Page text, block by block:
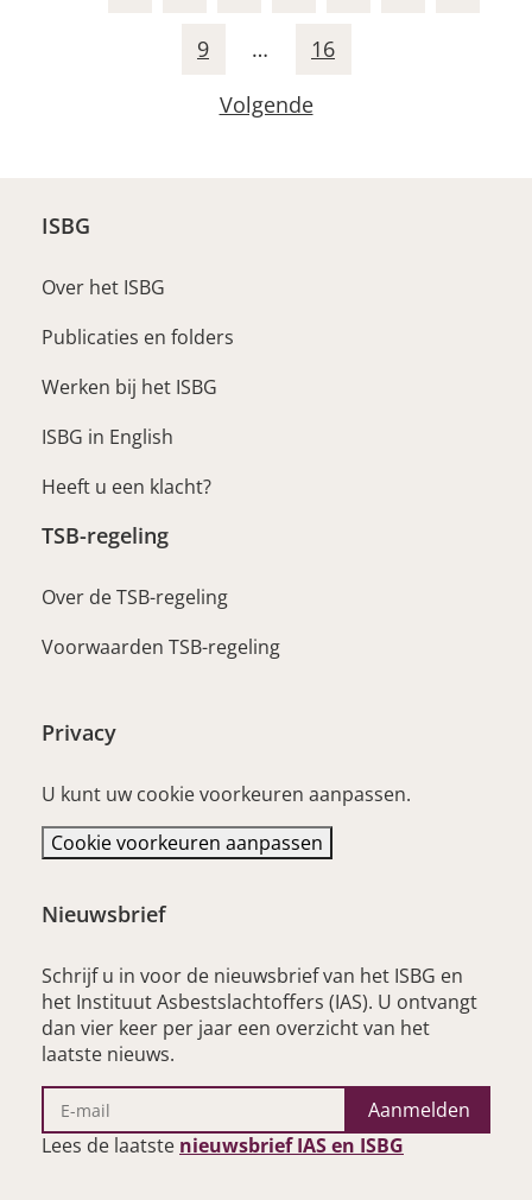
9 …
16
Volgende
ISBG
Over het ISBG
Publicaties en folders
Werken bij het ISBG
ISBG in English
Heeft u een klacht?
TSB-regeling
Over de TSB-regeling
Voorwaarden TSB-regeling
Privacy
U kunt uw cookie voorkeuren aanpassen.
Cookie voorkeuren aanpassen
Nieuwsbrief
Schrijf u in voor de nieuwsbrief van het ISBG en
het Instituut Asbestslachtoffers (IAS). U ontvangt
dan vier keer per jaar een overzicht van het
laatste nieuws.
Aanmelden
Lees de laatste nieuwsbrief IAS en ISBG